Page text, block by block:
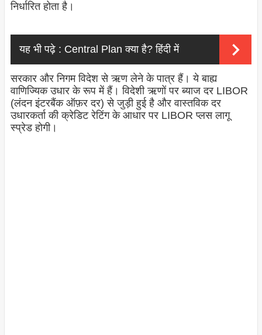
निर्धारित होता है।
यह भी पढ़े : Central Plan क्या है? हिंदी में
सरकार और निगम विदेश से ऋण लेने के पात्र हैं। ये बाह्य
वाणिज्यिक उधार के रूप में हैं। विदेशी ऋणों पर ब्याज दर LIBOR
(लंदन इंटरबैंक ऑफ़र दर) से जुड़ी हुई है और वास्तविक दर
उधारकर्ता की क्रेडिट रेटिंग के आधार पर LIBOR प्लस लागू
स्प्रेड होगी।